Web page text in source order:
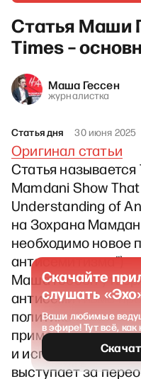
Статья Маши
Times –
Маша Гессен
журналистка
Статья дня 30 июня 2025
Оригинал статьи
Статья
Mamdani Show
Understanding of
на Зохрана
необходимо новое
антисемитизма”)
Маша Гессен
антисемитизме
политика Зохрана
примером того,
и используется в
выступает за
Скачайте
слушать
Ваши любимые
в эфире! Тут всё,